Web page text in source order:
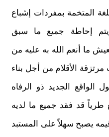
المتخمة بمفردات إشباع
ويتم إحاطة جميع ما سبق
ما أنعم الله به عليه من
الأقلام من أجل بناء
الواقع الجديد ذو الرفاه
طرياً قد فقد جميع ما لديه
يصبح سهلاً على المستبد